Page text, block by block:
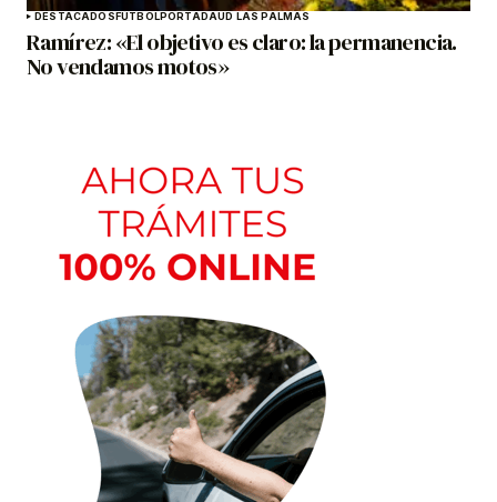
DESTACADOS FÚTBOLPORTADAUD LAS PALMAS
Ramírez: «El objetivo es claro: la permanencia.
No vendamos motos»